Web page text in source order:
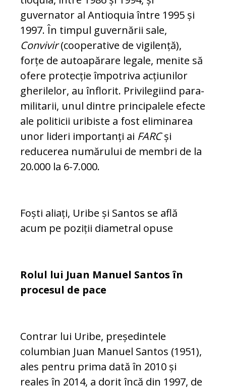
guvernator al Antioquia între 1995 și
1997. În timpul guvernării sale,
Convivir(cooperative de vigilență),
forțe de autoapărare legale, me­nite să
ofere protecție împotriva acțiunilor
gherilelor, au înflorit. Privilegiind para­
mi­litarii, unul dintre principalele efecte
ale politicii uribiste a fost eliminarea
unor li­deri importanți ai FARCși
reducerea nu­mă­rului de membri de la
20.000 la 6-7.000.
Foști aliați, Uribe și Santos se află
acum pe poziții diametral opuse
Rolul lui Juan Manuel Santos în
procesul de pace
Contrar lui Uribe, președintele
columbian Juan Manuel Santos (1951),
ales pentru pri­ma dată în 2010 și
reales în 2014, a dorit încă din 1997, de